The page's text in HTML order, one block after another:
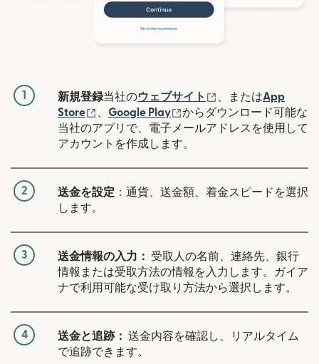
1 新規登録当社のウェブサイト （別ウィンドウで
、またはApp
Store
（別ウィンドウで開きます）
、 Google Play （別ウィンドウで開きま
からダウンロード可能な
当社のアプリで、電子メールアドレスを使用して
アカウントを作成します。
2 送金を設定 ：通貨、送金額、着金スピードを選択
します。
3 送金情報の入力：
受取人の名前、連絡先、銀行
情報または受取方法の情報を入力します。ガイア
ナで利用可能な受け取り方法から選択します。
4 送金と追跡： 送金内容を確認し、リアルタイム
で追跡できます。